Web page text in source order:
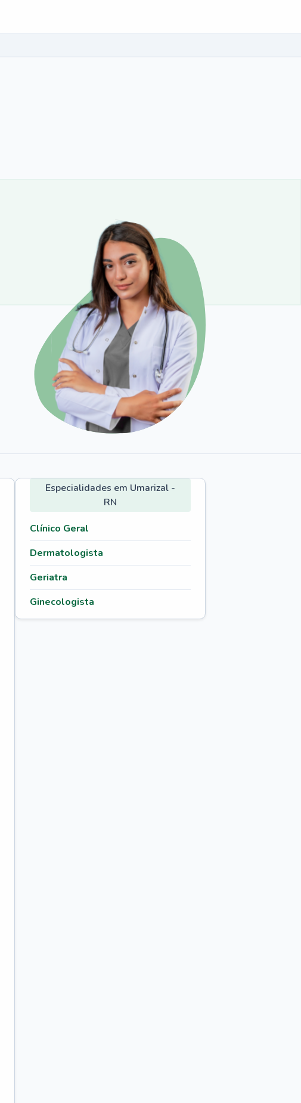
Especialidades em Umarizal -
RN
Clínico Geral
Dermatologista
Geriatra
Ginecologista